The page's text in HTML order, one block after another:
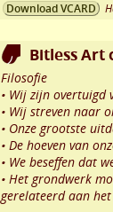
Download VCARD
Bitless Art
Filosofie
• Wij zijn
• Wij streven naar
• Onze grootste
• De hoeven van
• We beseffen dat
• Het grondwerk
gerelateerd aan